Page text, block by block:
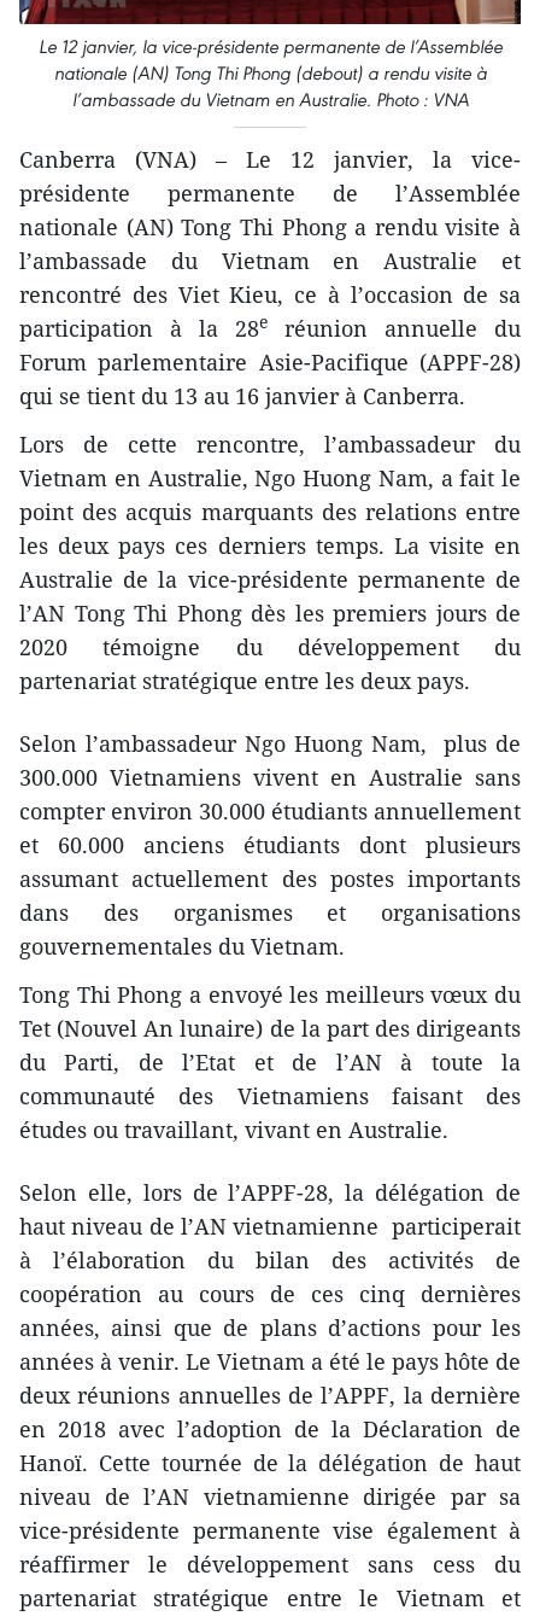
Le 12 janvier, la vice-présidente permanente de l’Assemblée
nationale (AN) Tong Thi Phong (debout) a rendu visite à
l’ambassade du Vietnam en Australie. Photo : VNA
Canberra (VNA) – Le 12 janvier, la vice-
présidente permanente de l’Assemblée
nationale (AN) Tong Thi Phong a rendu visite à
l’ambassade du Vietnam en Australie et
rencontré des Viet Kieu, ce à l’occasion de sa
participation à la 28e
réunion annuelle du
Forum parlementaire Asie-Pacifique (APPF-28)
qui se tient du 13 au 16 janvier à Canberra.
Lors de cette rencontre, l’ambassadeur du
Vietnam en Australie, Ngo Huong Nam, a fait le
point des acquis marquants des relations entre
les deux pays ces derniers temps. La visite en
Australie de la vice-présidente permanente de
l’AN Tong Thi Phong dès les premiers jours de
2020 témoigne du développement du
partenariat stratégique entre les deux pays.
Selon l’ambassadeur Ngo Huong Nam, plus de
300.000 Vietnamiens vivent en Australie sans
compter environ 30.000 étudiants annuellement
et 60.000 anciens étudiants dont plusieurs
assumant actuellement des postes importants
dans des organismes et organisations
gouvernementales du Vietnam.
Tong Thi Phong a envoyé les meilleurs vœux du
Tet (Nouvel An lunaire) de la part des dirigeants
du Parti, de l’Etat et de l’AN à toute la
communauté des Vietnamiens faisant des
études ou travaillant, vivant en Australie.
Selon elle, lors de l’APPF-28, la délégation de
haut niveau de l’AN vietnamienne participerait
à l’élaboration du bilan des activités de
coopération au cours de ces cinq dernières
années, ainsi que de plans d’actions pour les
années à venir. Le Vietnam a été le pays hôte de
deux réunions annuelles de l’APPF, la dernière
en 2018 avec l’adoption de la Déclaration de
Hanoï. Cette tournée de la délégation de haut
niveau de l’AN vietnamienne dirigée par sa
vice-présidente permanente vise également à
réaffirmer le développement sans cess du
partenariat stratégique entre le Vietnam et